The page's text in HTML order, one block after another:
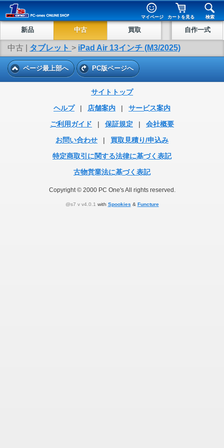
マイページ カートを見る 検索
新品 中古 買取 自作一式
中古 | タブレット > iPad Air 13インチ (M3/2025)
ページ最上部へ PC版ページへ
サイトトップ
ヘルプ
| 店舗案内 |
サービス案内
ご利用ガイド
| 保証規定 |
会社概要
お問い合わせ
|
買取見積り/申込み
特定商取引に関する法律に基づく表記
古物営業法に基づく表記
Copyright © 2000 PC One's All rights reserved.
@s7 v v4.0.1 with Spookies & Functure